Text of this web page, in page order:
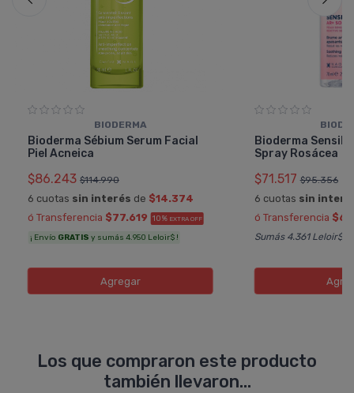
BIODERMA
Bioderma Sébium Serum Facial
Piel Acneica
$86.243 $114.990
6 cuotas sin interés de $14.374
ó Transferencia $77.619 10% EXTRA OFF
¡ Envío GRATIS y sumás 4.950 Leloir$ !
Agregar
Bioderma
Spray Rosácea
$71.517 $95.356
6 cuotas sin
ó Transferencia
Sumás 4.361 Leloir$
Los que compraron este producto
también llevaron...